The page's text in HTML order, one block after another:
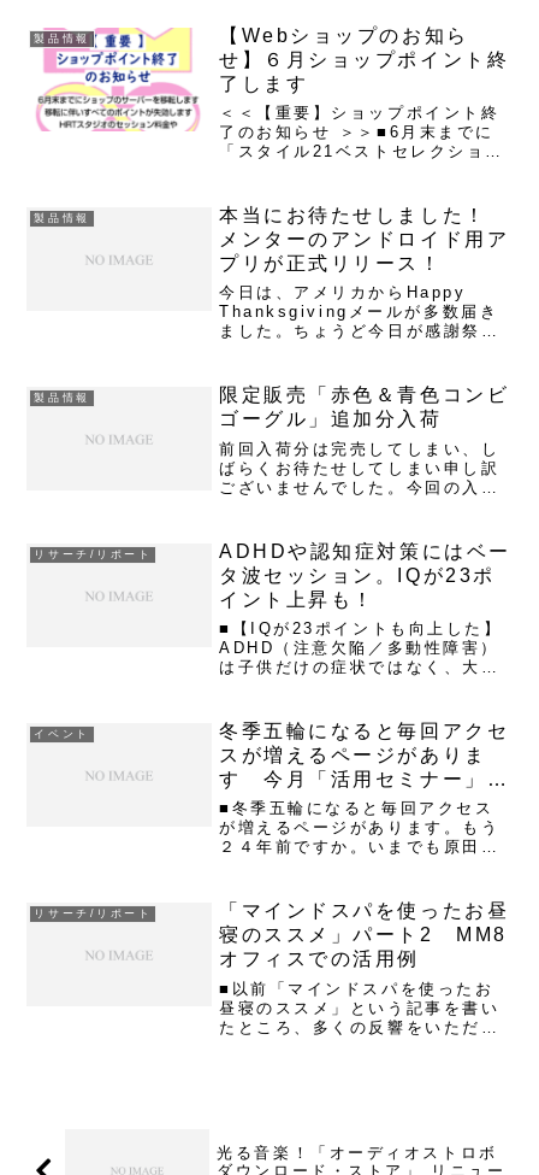
製品情報
【Webショップのお知ら
せ】６月ショップポイント終
了します
＜＜【重要】ショップポイント終
了のお知らせ ＞＞■6月末までに
「スタイル21ベストセレクショ
だサイトの改装作業中のため、正
確な引っ越し日を確定できません
が、6月後半の移転を予定し...
製品情報
本当にお待たせしました！
メンターのアンドロイド用ア
プリが正式リリース！
今日は、アメリカからHappy
Thanksgivingメールが多数届き
ました。ちょうど今日が感謝祭な
も届きました！■ほんとう
に・・・・・・お待たせいたしま
した！本日、マインドスパ...
製品情報
限定販売「赤色＆青色コンビ
ゴーグル」追加分入荷
前回入荷分は完売してしまい、し
ばらくお待たせしてしまい申し訳
ございませんでした。今回の入荷
さい。
リサーチ/リポート
ADHDや認知症対策にはベー
タ波セッション。IQが23ポ
イント上昇も！
■【IQが23ポイントも向上した】
ADHD（注意欠陥／多動性障害）
は子供だけの症状ではなく、大人
ADHD対策の研究は、古くから行
われており、多くの興味深いリポ
ートがある。その中から...
イベント
冬季五輪になると毎回アクセ
スが増えるページがありま
す 今月「活用セミナー」再
度開催決定！
■冬季五輪になると毎回アクセス
が増えるページがあります。もう
２４年前ですか。いまでも原田選
ック中継をみていないけど、ジャ
ンプはメダル取ったり、失格した
り、いろいろなドラマがあった
よ...
リサーチ/リポート
「マインドスパを使ったお昼
寝のススメ」パート2 MM8
オフィスでの活用例
■以前「マインドスパを使ったお
昼寝のススメ」という記事を書い
たところ、多くの反響をいただい
光る音楽！「オーディオストロボ
ダウンロード・ストア」 リニュー